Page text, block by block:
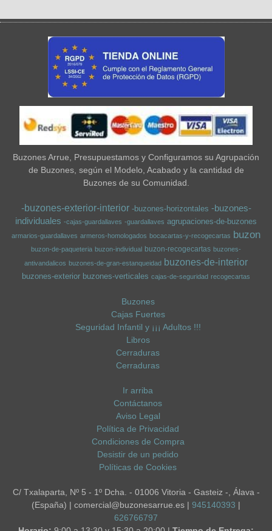
Buzones Arrue, Presupuestamos y Configuramos su Agrupación
de Buzones, según el Modelo, Acabado y la cantidad de
Buzones de su Comunidad.
-buzones-exterior-interior -buzones-horizontales -buzones-
individuales -cajas-guardallaves -guardallaves agrupaciones-de-buzones
armarios-guardallaves armeros-homologados bocacartas-y-recogecartas buzon
buzon-de-paqueteria buzon-individual buzon-recogecartas buzones-
antivandalicos buzones-de-gran-estanqueidad buzones-de-interior
buzones-exterior buzones-verticales cajas-de-seguridad recogecartas
Buzones
Cajas Fuertes
Seguridad Infantil y ¡¡¡ Adultos !!!
Libros
Cerraduras
Cerraduras
Ir arriba
Contáctanos
Aviso Legal
Política de Privacidad
Condiciones de Compra
Desistir de un pedido
Políticas de Cookies
C/ Txalaparta, Nº 5 - 1º Dcha. - 01006 Vitoria - Gasteiz -, Álava -
(España) | comercial@buzonesarrue.es | 945140393 |
626766797